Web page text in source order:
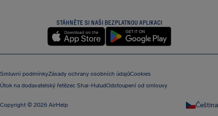
STÁHNĚTE SI NAŠI BEZPLATNOU APLIKACI
Smluvní podmínkyZásady ochrany osobních údajůCookies
Útok na dodavatelský řetězec Shai-HuludOdstoupení od smlouvy
Copyright © 2026 AirHelp Čeština